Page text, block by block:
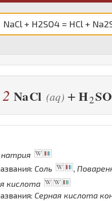
2 NaCl (aq) + H2SO
натрия
Соль
кислота
Серная кислота